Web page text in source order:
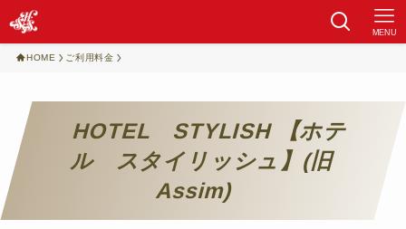
MENU
HOME ご利用料金
HOTEL STYLISH 【ホテ
ル スタイリッシュ】(旧
Assim)